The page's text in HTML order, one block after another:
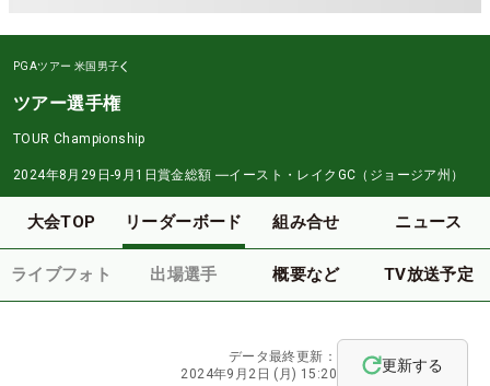
PGAツアー 米国男子
ツアー選手権
TOUR Championship
2024年8月29日-9月1日賞金総額 ―イースト・レイクGC（ジョージア州）
大会TOP リーダーボード 組み合せ ニュース
ライブフォト 出場選手 概要など TV放送予定
データ最終更新：
2024年9月2日 (月) 15:20
更新する